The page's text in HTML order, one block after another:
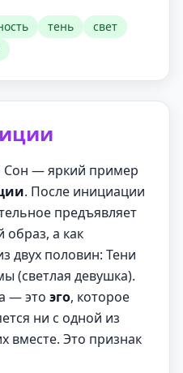
тень
свет
Сон — яркий пример
. После инициации
предъявляет
образ, а как
двух половин: Тени
(светлая девушка).
— это эго, которое
ни с одной из
вместе. Это признак